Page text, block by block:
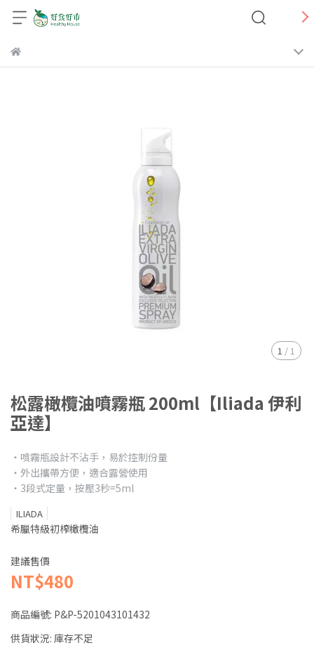
1 / 1
松露橄欖油噴霧瓶 200ml【Iliada 伊利
亞達】
‧噴霧瓶設計不沾手，易於控制份量
‧外出攜帶方便，適合露營使用
‧3段式定量，按壓3秒=5ml
ILIADA
希臘特級初榨橄欖油
建議售價
NT$480
商品編號: P&P-5201043101432
供貨狀況: 庫存不足